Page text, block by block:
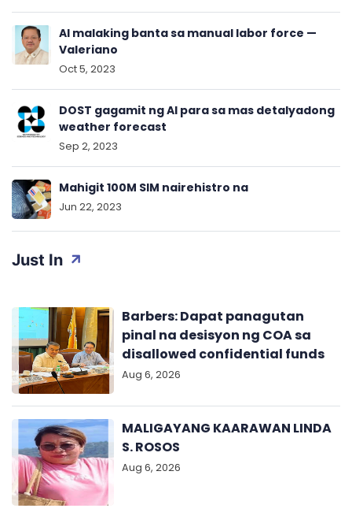
Just In
Barbers: Dapat panagutan
pinal na desisyon ng COA sa
disallowed confidential funds
Aug 6, 2026
MALIGAYANG KAARAWAN LINDA
S. ROSOS
Aug 6, 2026
AI malaking banta sa manual labor force —
Valeriano
Oct 5, 2023
DOST gagamit ng AI para sa mas detalyadong
weather forecast
Sep 2, 2023
Mahigit 100M SIM nairehistro na
Jun 22, 2023